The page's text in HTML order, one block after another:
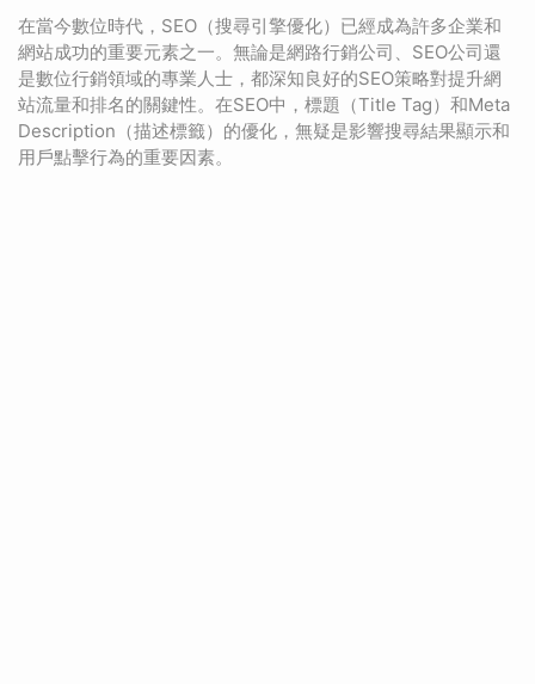
在當今數位時代，SEO（搜尋引擎優化）已經成為許多企業和
網站成功的重要元素之一。無論是網路行銷公司、SEO公司還
是數位行銷領域的專業人士，都深知良好的SEO策略對提升網
站流量和排名的關鍵性。在SEO中，標題（Title Tag）和Meta
Description（描述標籤）的優化，無疑是影響搜尋結果顯示和
用戶點擊行為的重要因素。